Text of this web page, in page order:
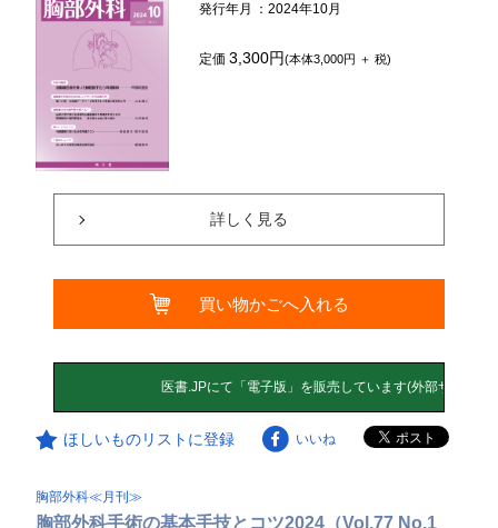
発行年月 ：2024年10月
定価3,300円(本体3,000円 ＋ 税)
詳しく見る
買い物かごへ入れる
ほしいものリストに登録 いいね
胸部外科≪月刊≫
胸部外科手術の基本手技とコツ2024（Vol.77 No.1